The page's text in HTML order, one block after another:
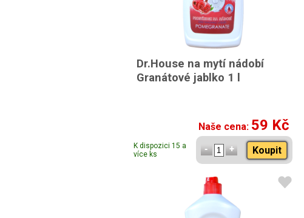
Dr.House na mytí nádobí
Granátové jablko 1 l
Naše cena: 59 Kč
K dispozici 15 a
více ks
Koupit